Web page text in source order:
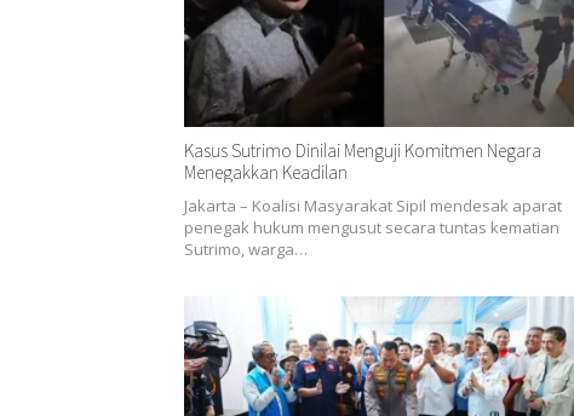
Kasus Sutrimo Dinilai Menguji Komitmen Negara
Menegakkan Keadilan
Jakarta – Koalisi Masyarakat Sipil mendesak aparat
penegak hukum mengusut secara tuntas kematian
Sutrimo, warga…